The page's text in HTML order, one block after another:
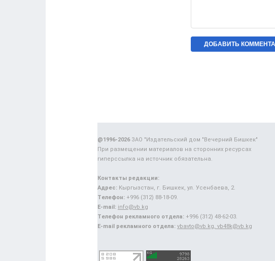
@1996-2026ЗАО "Издательский дом "Вечерний Бишкек"
При размещении материалов на сторонних ресурсах
гиперссылка на источник обязательна.
Контакты редакции:
Адрес: Кыргызстан, г. Бишкек, ул. Усенбаева, 2.
Телефон: +996 (312) 88-18-09.
E-mail: info@vb.kg
Телефон рекламного отдела: +996 (312) 48-62-03.
E-mail рекламного отдела: vbavto@vb.kg, vb48k@vb.kg